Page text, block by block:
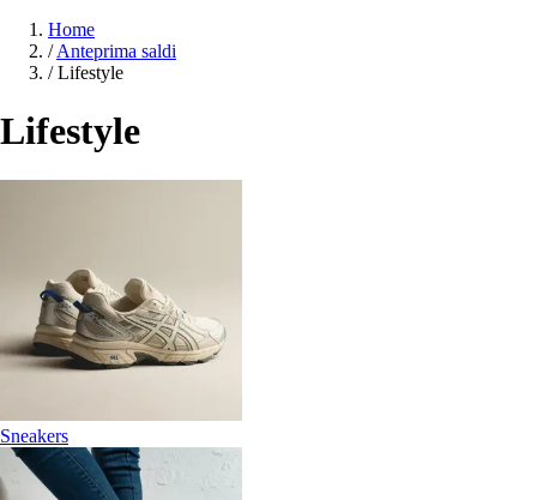
Home
/ Anteprima saldi
/ Lifestyle
Lifestyle
Sneakers